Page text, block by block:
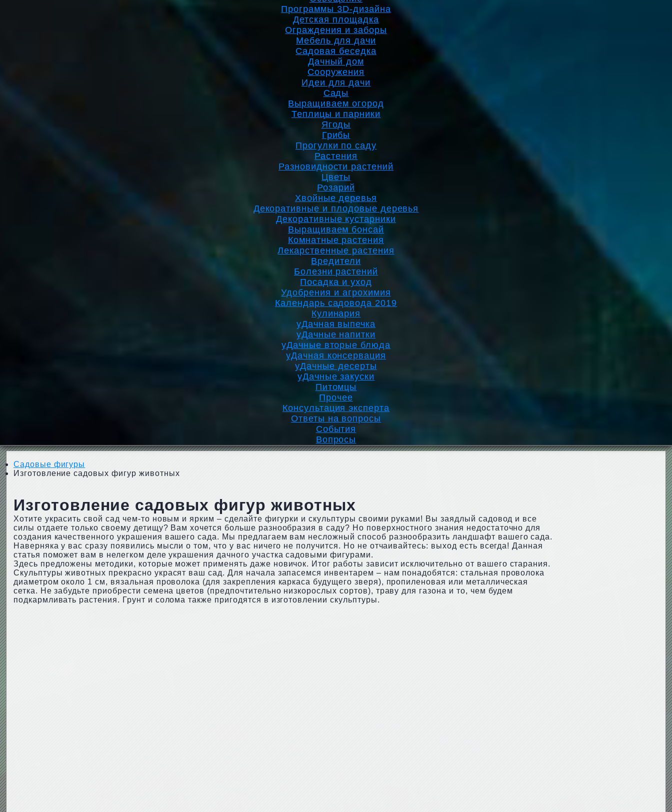
Программы 3D-дизайна
Детская площадка
Ограждения и заборы
Мебель для дачи
Садовая беседка
Дачный дом
Сооружения
Идеи для дачи
Сады
Выращиваем огород
Теплицы и парники
Ягоды
Грибы
Прогулки по саду
Растения
Разновидности растений
Цветы
Розарий
Хвойные деревья
Декоративные и плодовые деревья
Декоративные кустарники
Выращиваем бонсай
Комнатные растения
Лекарственные растения
Вредители
Болезни растений
Посадка и уход
Удобрения и агрохимия
Календарь садовода 2019
Кулинария
уДачная выпечка
уДачные напитки
уДачные вторые блюда
уДачная консервация
уДачные десерты
уДачные закуски
Питомцы
Прочее
Консультация эксперта
Ответы на вопросы
События
Вопросы
Садовые фигуры
Изготовление садовых фигур животных
Изготовление садовых фигур животных
Хотите украсить свой сад чем-то новым и ярким – сделайте фигурки и скульптуры своими руками! Вы заядлый садовод и все
силы отдаете только своему детищу? Вам хочется больше разнообразия в саду? Но поверхностного знания недостаточно для
создания качественного украшения вашего сада. Мы предлагаем вам несложный способ разнообразить ландшафт вашего сада.
Наверняка у вас сразу появились мысли о том, что у вас ничего не получится. Но не отчаивайтесь: выход есть всегда! Данная
статья поможет вам в нелегком деле украшения дачного участка садовыми фигурами.
Здесь предложены методики, которые может применять даже новичок. Итог работы зависит исключительно от вашего старания.
Скульптуры животных прекрасно украсят ваш сад. Для начала запасемся инвентарем – нам понадобятся: стальная проволока
диаметром около 1 см, вязальная проволока (для закрепления каркаса будущего зверя), пропиленовая или металлическая
сетка. Не забудьте приобрести семена цветов (предпочтительно низкорослых сортов), траву для газона и то, чем будем
подкармливать растения. Грунт и солома также пригодятся в изготовлении скульптуры.